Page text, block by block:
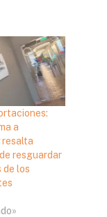
a
resalta
resguardar
de los